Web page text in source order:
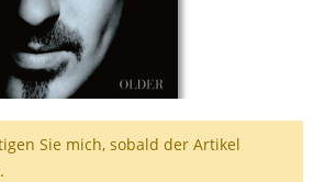
Sie mich, sobald der Artikel